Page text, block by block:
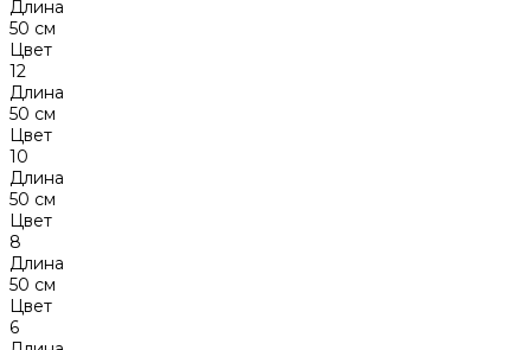
Длина
50 см
Цвет
12
Длина
50 см
Цвет
10
Длина
50 см
Цвет
8
Длина
50 см
Цвет
6